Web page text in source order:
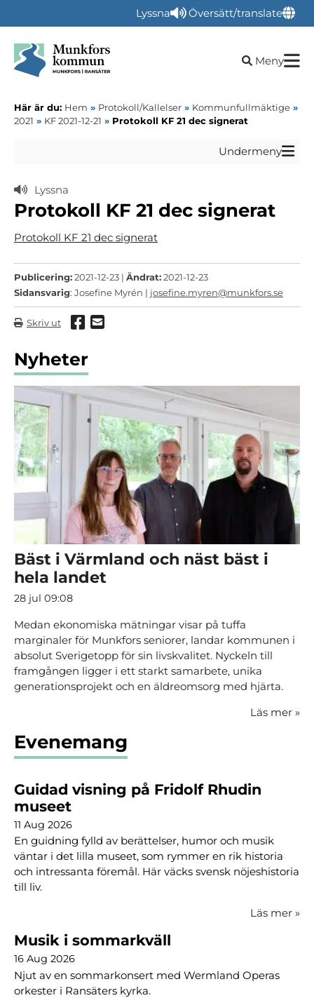
Lyssna Översätt/translate
Öppna
Meny
Här är du: Hem » Protokoll/Kallelser » Kommunfullmäktige »
2021 » KF 2021-12-21 » Protokoll KF 21 dec signerat
Undermeny
Lyssna
Protokoll KF 21 dec signerat
Protokoll KF 21 dec signerat
Publicering:2021-12-23 | Ändrat:2021-12-23
Sidansvarig: Josefine Myrén | josefine.myren@munkfors.se
Skriv ut Dela via Facebook
Dela via mail
Nyheter
Bäst i Värmland och näst bäst i
hela landet
28 jul 09:08
Medan ekonomiska mätningar visar på tuffa
marginaler för Munkfors seniorer, landar kommunen i
absolut Sverigetopp för sin livskvalitet. Nyckeln till
framgången ligger i ett starkt samarbete, unika
generationsprojekt och en äldreomsorg med hjärta.
Läs mer »
Evenemang
Guidad visning på Fridolf Rhudin
museet
11 Aug 2026
En guidning fylld av berättelser, humor och musik
väntar i det lilla museet, som rymmer en rik historia
och intressanta föremål. Här väcks svensk nöjeshistoria
till liv.
Läs mer »
Musik i sommarkväll
16 Aug 2026
Njut av en sommarkonsert med Wermland Operas
orkester i Ransäters kyrka.